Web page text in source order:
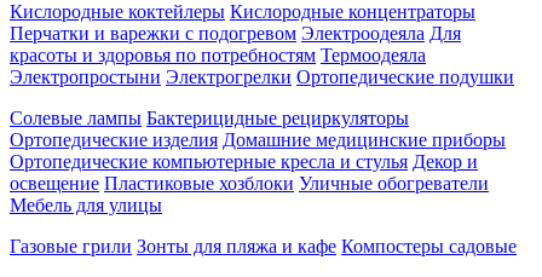
Кислородные коктейлеры Кислородные концентраторы
Перчатки и варежки с подогревом Электроодеяла Для
красоты и здоровья по потребностям Термоодеяла
Электропростыни Электрогрелки Ортопедические подушки
Солевые лампы Бактерицидные рециркуляторы
Ортопедические изделия Домашние медицинские приборы
Ортопедические компьютерные кресла и стулья Декор и
освещение Пластиковые хозблоки Уличные обогреватели
Мебель для улицы
Газовые грили Зонты для пляжа и кафе Компостеры садовые